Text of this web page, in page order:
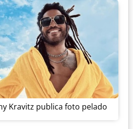
Kravitz publica foto pelado